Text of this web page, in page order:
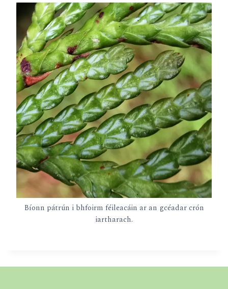
Bíonn pátrún i bhfoirm féileacáin ar an gcéadar crón
iartharach.